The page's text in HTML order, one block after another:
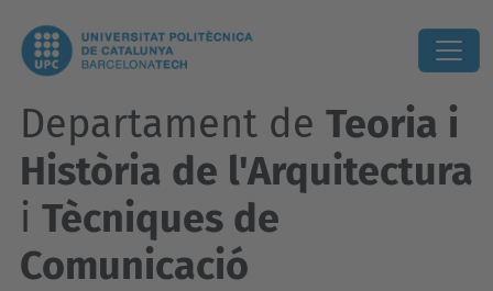
Departament de Teoria i
Història de l'Arquitectura
i Tècniques de
Comunicació